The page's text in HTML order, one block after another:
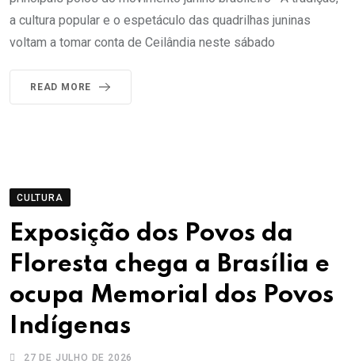
a cultura popular e o espetáculo das quadrilhas juninas
voltam a tomar conta de Ceilândia neste sábado
READ MORE
CULTURA
Exposição dos Povos da
Floresta chega a Brasília e
ocupa Memorial dos Povos
Indígenas
27 DE JULHO DE 2026